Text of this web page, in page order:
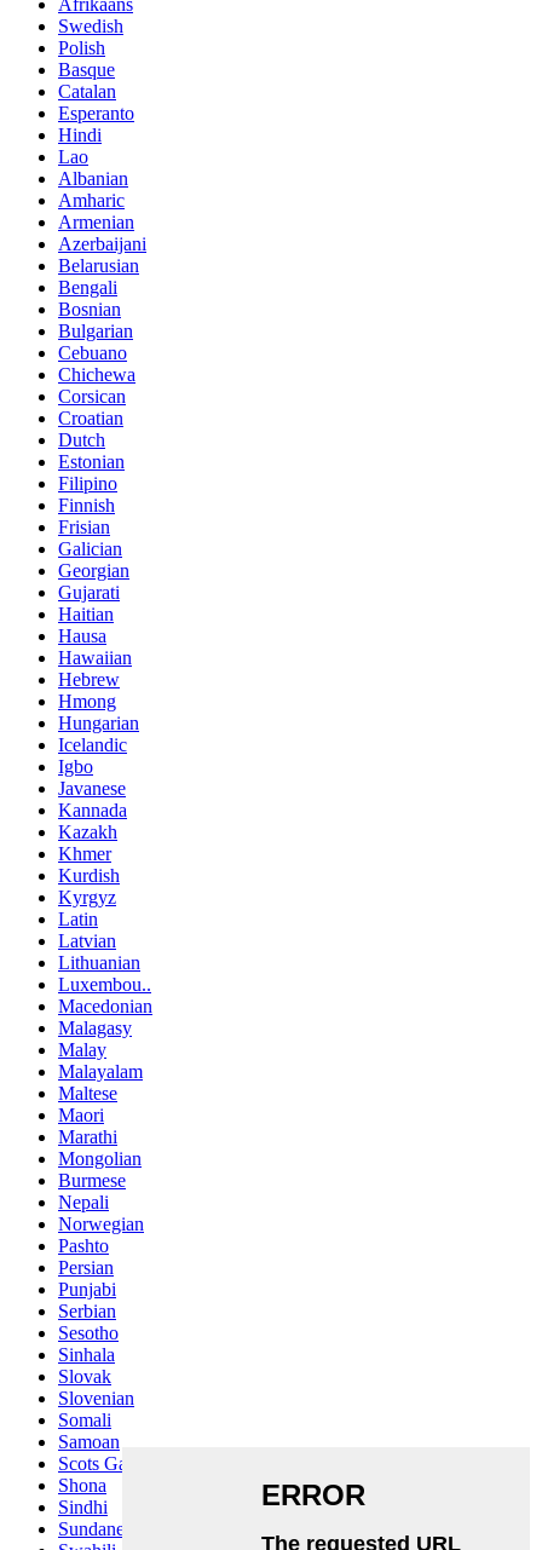
Swedish
Polish
Basque
Catalan
Esperanto
Hindi
Lao
Albanian
Amharic
Armenian
Azerbaijani
Belarusian
Bengali
Bosnian
Bulgarian
Cebuano
Chichewa
Corsican
Croatian
Dutch
Estonian
Filipino
Finnish
Frisian
Galician
Georgian
Gujarati
Haitian
Hausa
Hawaiian
Hebrew
Hmong
Hungarian
Icelandic
Igbo
Javanese
Kannada
Kazakh
Khmer
Kurdish
Kyrgyz
Latin
Latvian
Lithuanian
Luxembou..
Macedonian
Malagasy
Malay
Malayalam
Maltese
Maori
Marathi
Mongolian
Burmese
Nepali
Norwegian
Pashto
Persian
Punjabi
Serbian
Sesotho
Sinhala
Slovak
Slovenian
Somali
Samoan
Scots Gaelic
Shona
Sindhi
Sundanese